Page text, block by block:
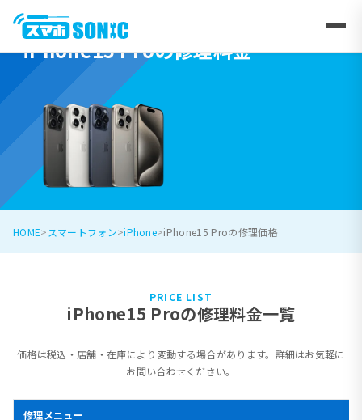
iPhone15 Proの修理料金
HOME スマートフォン iPhone iPhone15 Proの修理価格
PRICE LIST
iPhone15 Proの修理料金一覧
価格は税込・店舗・在庫により変動する場合があります。詳細はお気軽に
お問い合わせください。
修理メニュー